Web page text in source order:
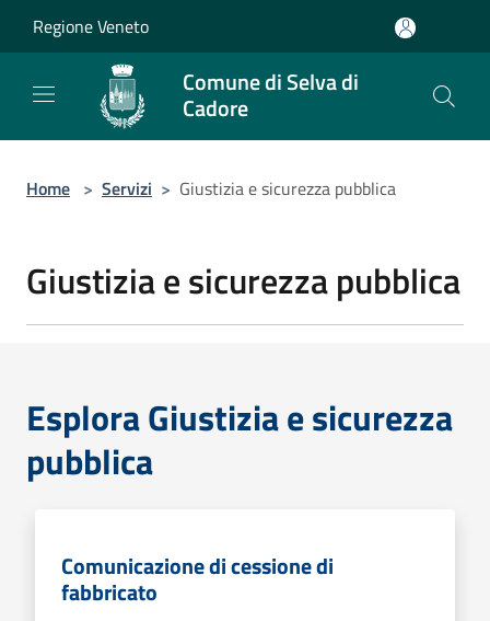
Regione Veneto
Comune di Selva di
Cadore
Home > Servizi > Giustizia e sicurezza pubblica
Giustizia e sicurezza pubblica
Esplora Giustizia e sicurezza
pubblica
Comunicazione di cessione di
fabbricato